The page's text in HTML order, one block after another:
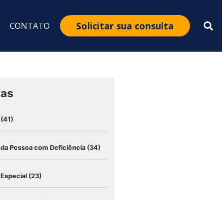
CONTATO Solicitar sua consulta
(41)
Pessoa com Deficiência (34)
(23)